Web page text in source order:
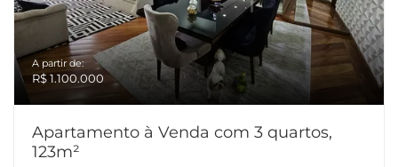
A partir de:
R$ 1.100.000
Apartamento à Venda com 3 quartos,
123m²